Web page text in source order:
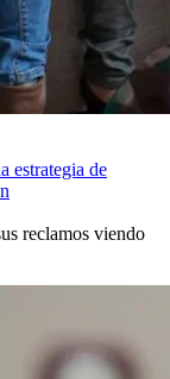
estrategia de
reclamos viendo